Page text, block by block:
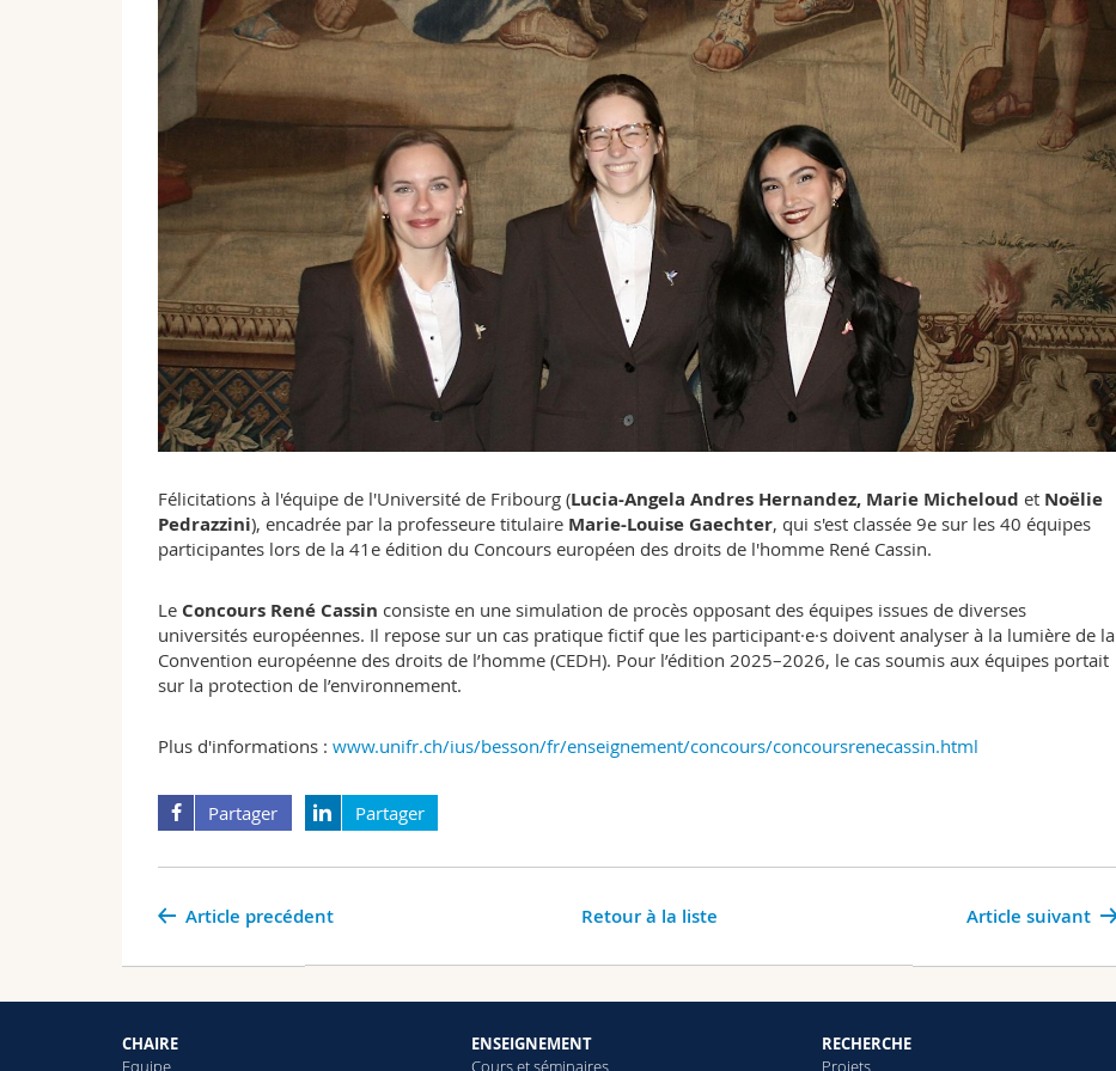
Félicitations à l'équipe de l'Université de Fribourg (Lucia-Angela Andres Hernandez, Marie Micheloud et Noëlie
Pedrazzini), encadrée par la professeure titulaire Marie-Louise Gaechter, qui s'est classée 9e sur les 40 équipes
participantes lors de la 41e édition du Concours européen des droits de l'homme René Cassin.
Le Concours René Cassin consiste en une simulation de procès opposant des équipes issues de diverses
universités européennes. Il repose sur un cas pratique fictif que les participant·e·s doivent analyser à la lumière de la
Convention européenne des droits de l’homme (CEDH). Pour l’édition 2025–2026, le cas soumis aux équipes portait
sur la protection de l’environnement.
Plus d'informations : www.unifr.ch/ius/besson/fr/enseignement/concours/concoursrenecassin.html
Partager Partager
Article suivant
Article precédent Retour à la liste
CHAIRE
Equipe
ENSEIGNEMENT
Cours et séminaires
RECHERCHE
Projets